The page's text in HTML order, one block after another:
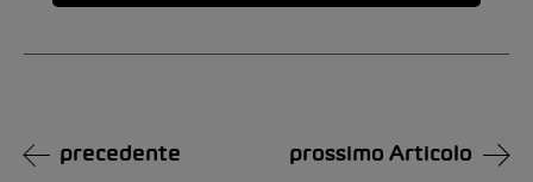
precedente prossimo Articolo